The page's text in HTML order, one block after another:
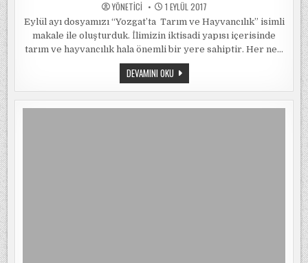
YÖNETICI 1 EYLÜL 2017
Eylül ayı dosyamızı “Yozgat’ta Tarım ve Hayvancılık” isimli
makale ile oluşturduk. İlimizin iktisadi yapısı içerisinde
tarım ve hayvancılık hala önemli bir yere sahiptir. Her ne…
DEVAMINI OKUYOZGAT’TA
TARIM
VE
HAYVANCILIK